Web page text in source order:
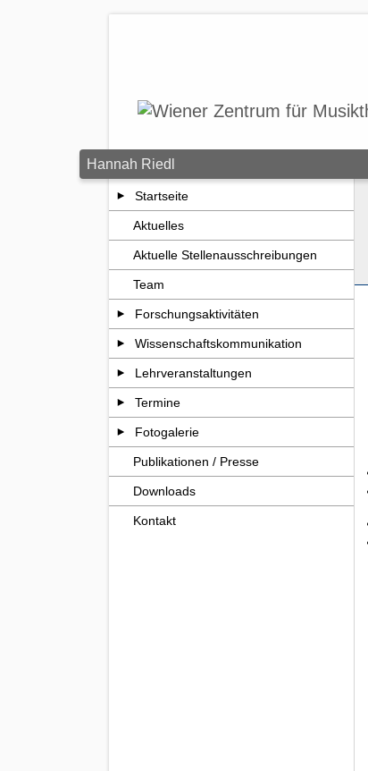
Hannah Riedl
Startseite
Aktuelles
Aktuelle Stellenausschreibungen
Team
Forschungsaktivitäten
Wissenschaftskommunikation
Lehrveranstaltungen
Termine
Fotogalerie
Publikationen / Presse
Downloads
Kontakt